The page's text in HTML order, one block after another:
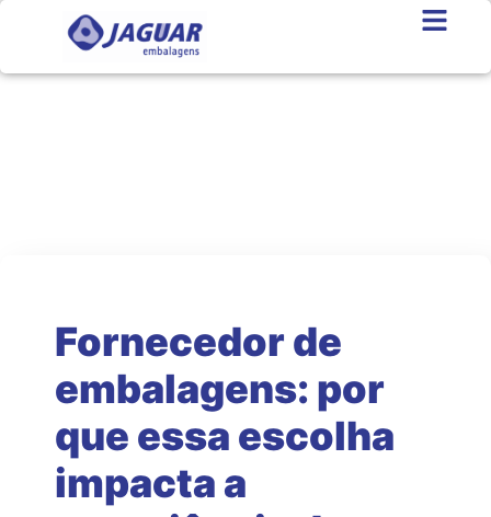
Fornecedor de
embalagens: por
que essa escolha
impacta a